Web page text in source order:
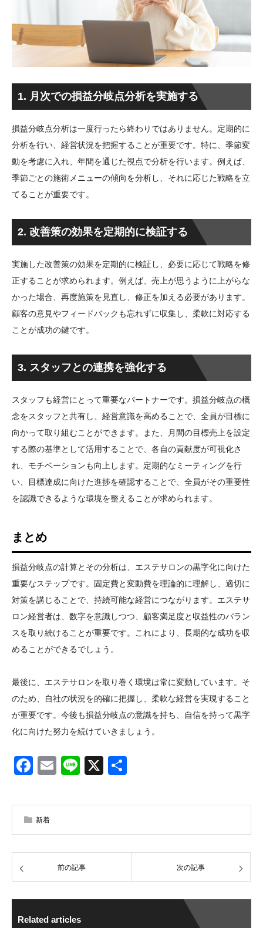
1. 月次での損益分岐点分析を実施する
損益分岐点分析は一度行ったら終わりではありません。定期的に
分析を行い、経営状況を把握することが重要です。特に、季節変
動を考慮に入れ、年間を通じた視点で分析を行います。例えば、
季節ごとの施術メニューの傾向を分析し、それに応じた戦略を立
てることが重要です。
2. 改善策の効果を定期的に検証する
実施した改善策の効果を定期的に検証し、必要に応じて戦略を修
正することが求められます。例えば、売上が思うように上がらな
かった場合、再度施策を見直し、修正を加える必要があります。
顧客の意見やフィードバックも忘れずに収集し、柔軟に対応する
ことが成功の鍵です。
3. スタッフとの連携を強化する
スタッフも経営にとって重要なパートナーです。損益分岐点の概
念をスタッフと共有し、経営意識を高めることで、全員が目標に
向かって取り組むことができます。また、月間の目標売上を設定
する際の基準として活用することで、各自の貢献度が可視化さ
れ、モチベーションも向上します。定期的なミーティングを行
い、目標達成に向けた進捗を確認することで、全員がその重要性
を認識できるような環境を整えることが求められます。
まとめ
損益分岐点の計算とその分析は、エステサロンの黒字化に向けた
重要なステップです。固定費と変動費を理論的に理解し、適切に
対策を講じることで、持続可能な経営につながります。エステサ
ロン経営者は、数字を意識しつつ、顧客満足度と収益性のバラン
スを取り続けることが重要です。これにより、長期的な成功を収
めることができるでしょう。
最後に、エステサロンを取り巻く環境は常に変動しています。そ
のため、自社の状況を的確に把握し、柔軟な経営を実現すること
が重要です。今後も損益分岐点の意識を持ち、自信を持って黒字
化に向けた努力を続けていきましょう。
Facebook
EmailLine
X
新着
前の記事 次の記事
Related articles